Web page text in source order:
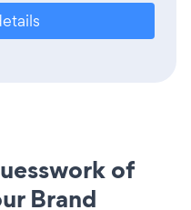
of
Brand